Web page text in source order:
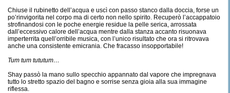
Chiuse il rubinetto dell’acqua e uscì con passo stanco dalla doccia, forse un
po’rinvigorita nel corpo ma di certo non nello spirito. Recuperò l’accappatoio
strofinandosi con le poche energie residue la pelle serica, arrossata
dall’eccessivo calore dell’acqua mentre dalla stanza accanto risuonava
imperterrita quell’orribile musica, con l’unico risultato che ora si ritrovava
anche una consistente emicrania. Che fracasso insopportabile!
Tum tum tututum…
Shay passò la mano sullo specchio appannato dal vapore che impregnava
tutto lo stretto spazio del bagno e sorrise senza gioia alla sua immagine
riflessa.